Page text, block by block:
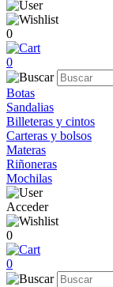
0
0
Botas
Sandalias
Billeteras y cintos
Carteras y bolsos
Materas
Riñoneras
Mochilas
Acceder
0
0